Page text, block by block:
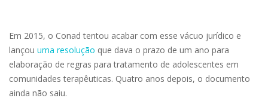
Em 2015, o Conad tentou acabar com esse vácuo jurídico e
lançou uma resolução que dava o prazo de um ano para
elaboração de regras para tratamento de adolescentes em
comunidades terapêuticas. Quatro anos depois, o documento
ainda não saiu.